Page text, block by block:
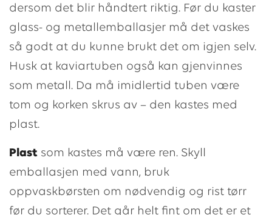
dersom det blir håndtert riktig. Før du kaster
glass- og metallemballasjer må det vaskes
så godt at du kunne brukt det om igjen selv.
Husk at kaviartuben også kan gjenvinnes
som metall. Da må imidlertid tuben være
tom og korken skrus av – den kastes med
plast.
Plast som kastes må være ren. Skyll
emballasjen med vann, bruk
oppvaskbørsten om nødvendig og rist tørr
før du sorterer. Det går helt fint om det er et